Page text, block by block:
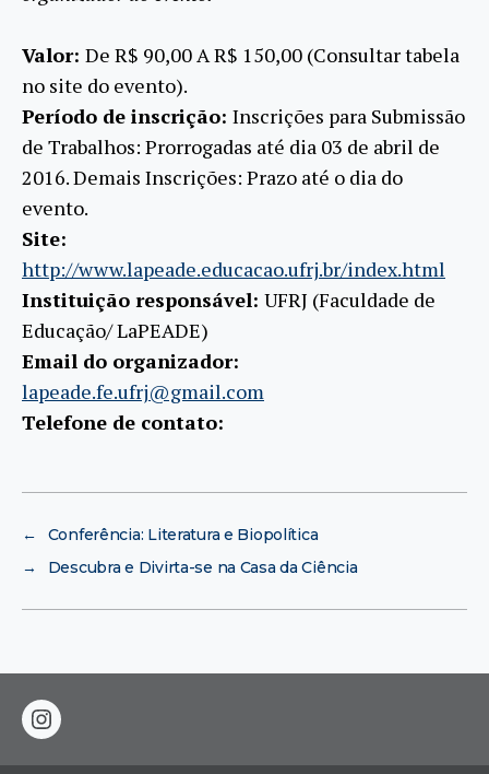
Valor: De R$ 90,00 A R$ 150,00 (Consultar tabela
no site do evento).
Período de inscrição: Inscrições para Submissão
de Trabalhos: Prorrogadas até dia 03 de abril de
2016. Demais Inscrições: Prazo até o dia do
evento.
Site:
http://www.lapeade.educacao.ufrj.br/index.html
Instituição responsável: UFRJ (Faculdade de
Educação/ LaPEADE)
Email do organizador:
lapeade.fe.ufrj@gmail.com
Telefone de contato:
←
Conferência: Literatura e Biopolítica
→
Descubra e Divirta-se na Casa da Ciência
instagram